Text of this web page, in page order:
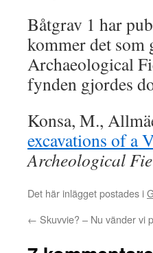
Båtgrav 1 har
kommer det som
Archaeological
fynden gjordes
Konsa, M.,
excavations of a
Archeological
Det här inlägget postades i
← Skuvvie? – Nu vänder vi